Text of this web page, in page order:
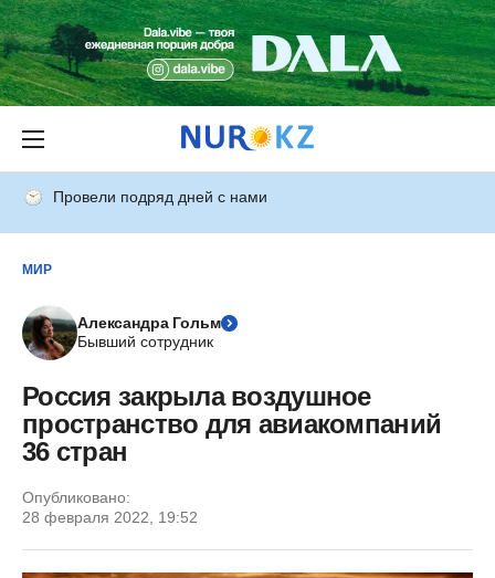
Провели подряд дней с нами
МИР
Александра Гольм
Бывший сотрудник
Россия закрыла воздушное
пространство для авиакомпаний
36 стран
Опубликовано:
28 февраля 2022, 19:52